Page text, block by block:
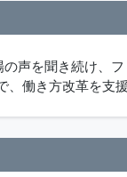
声を聞き続け、
働き方改革を支援